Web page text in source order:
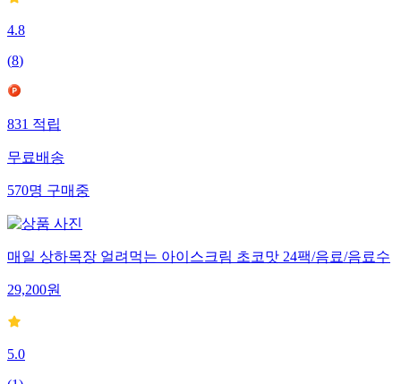
4.8
(8)
831적립
무료배송
570명구매중
매일 상하목장 얼려먹는 아이스크림 초코맛 24팩/음료/음료수
29,200원
5.0